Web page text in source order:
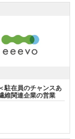
駐在員のチャンスあ
維関連企業の営業